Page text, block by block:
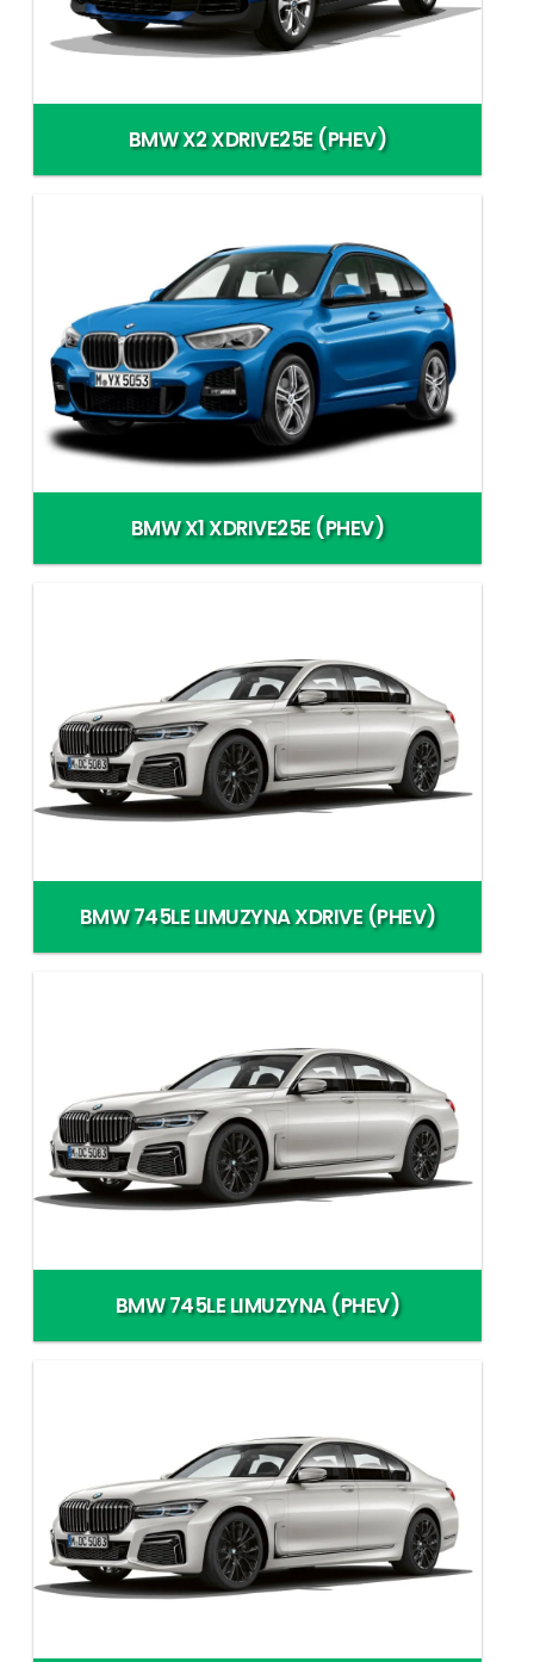
BMW X2 XDRIVE25E (PHEV)
BMW X1 XDRIVE25E (PHEV)
BMW 745LE LIMUZYNA XDRIVE (PHEV)
BMW 745LE LIMUZYNA (PHEV)